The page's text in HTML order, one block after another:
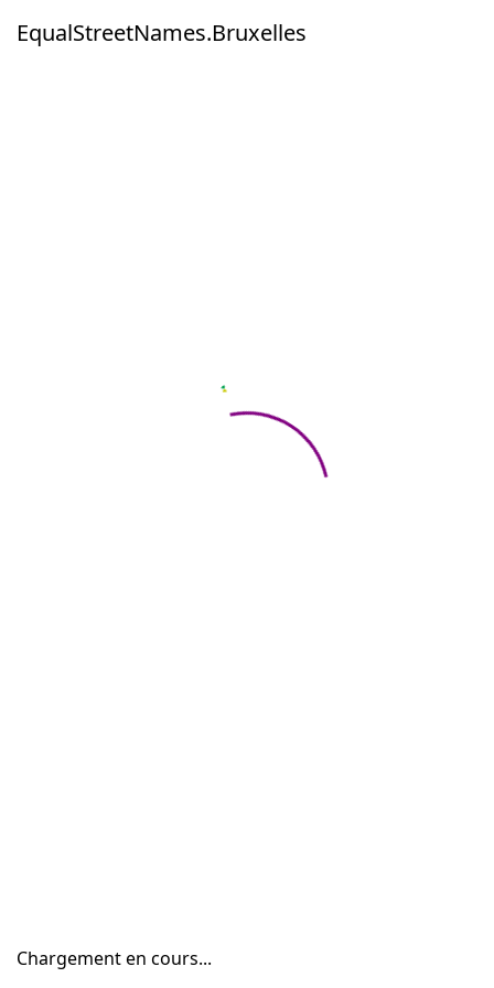
EqualStreetNames.Bruxelles
Chargement en cours...
EqualStreetNames.Bruxelles